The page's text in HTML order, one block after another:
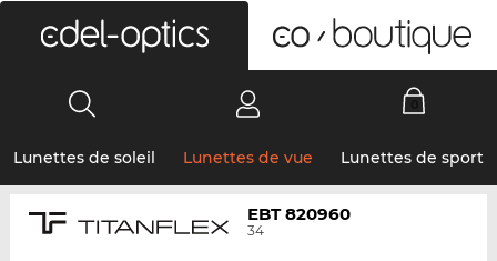
Lunettes de soleil Lunettes de vue Lunettes de sport
EBT 820960
34